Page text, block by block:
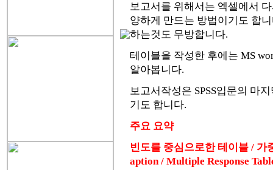
보고서를 위해서는 엑셀에서
양하게 만드는 방법이기도 합
하는것도 무방합니다.
테이블을 작성한 후에는 MS
알아봅니다.
보고서작성은 SPSS입문의 마
기도 합니다.
주요 요약
빈도를 중심으로한 테이블 / 가
aption / Multiple Response